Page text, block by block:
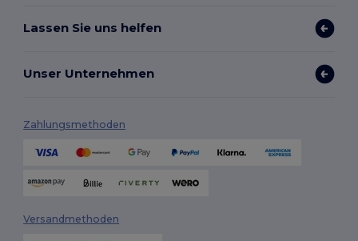
Lassen Sie uns helfen
Unser Unternehmen
Zahlungsmethoden
Versandmethoden